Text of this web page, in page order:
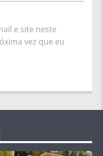
e site neste
vez que eu